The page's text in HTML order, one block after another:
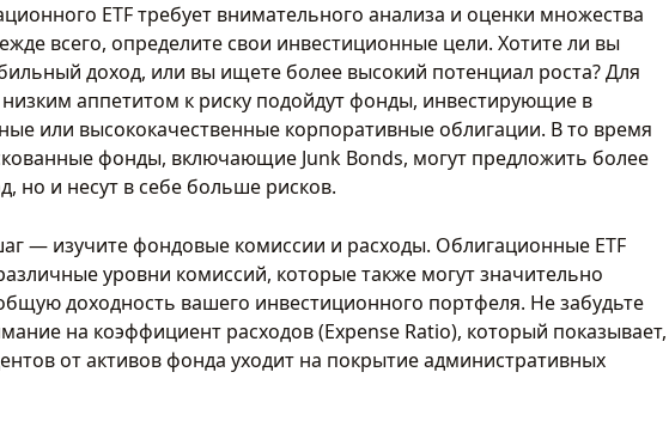
ETF требует внимательного анализа и оценки множества
всего, определите свои инвестиционные цели. Хотите ли вы
доход, или вы ищете более высокий потенциал роста? Для
низким аппетитом к риску подойдут фонды, инвестирующие в
или высококачественные корпоративные облигации. В то время
фонды, включающие Junk Bonds, могут предложить более
но и несут в себе больше рисков.
— изучите фондовые комиссии и расходы. Облигационные ETF
уровни комиссий, которые также могут значительно
доходность вашего инвестиционного портфеля. Не забудьте
на коэффициент расходов (Expense Ratio), который показывает,
от активов фонда уходит на покрытие административных